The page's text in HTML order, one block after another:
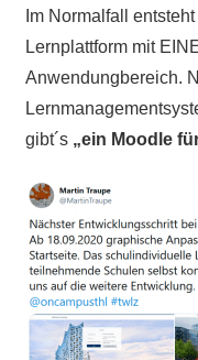
Im Normalfall
Lernplattform mit
Anwendungbereich.
gibt´s „ein Moodle